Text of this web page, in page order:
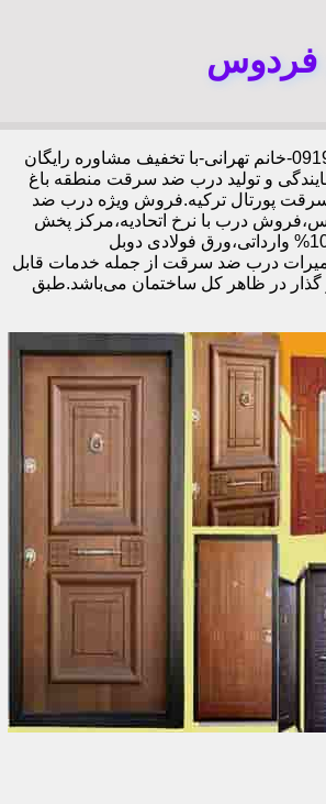
فردوس
،09192211934-خانم تهرانی-با تخفیف مشاوره رایگان
و تولید درب ضد سرقت منطقه باغ
پورتال ترکیه.فروش ویژه درب ضد
درب با نرخ اتحادیه،مرکز پخش
درب ضد سرقت در باغ فردوس،فروش درب لابی در باغ فردوس،ایمن ترین درب ضد سرقت-خرید مستقیم از کارخانه قفل گاوصندوقی کاله،ضد برش و ضد دیلم 100% وارداتی،ورق فولادی دوبل
و قیمت مناسب.ایمن،قدرتمند،زیبا،تعمیرات درب ضد سرقت از جمله خدمات قابل
گذار در ظاهر کل ساختمان می‌باشد.طبق